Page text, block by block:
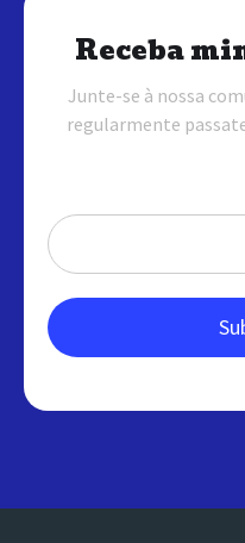
Receba
Junte-se à nossa
regularmente